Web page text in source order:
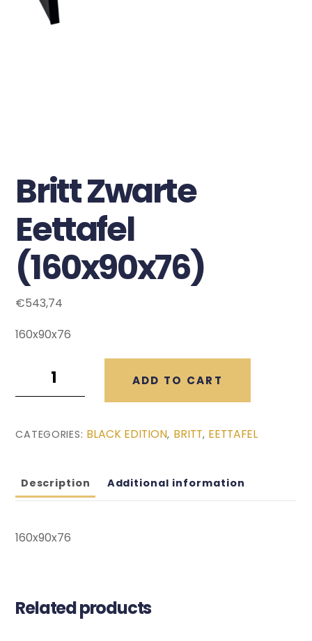
Britt Zwarte
Eettafel
(160x90x76)
€543,74
160x90x76
Zwarte
quantity
ADD TO CART
CATEGORIES: BLACK EDITION, BRITT, EETTAFEL
Description Additional information
160x90x76
Related products